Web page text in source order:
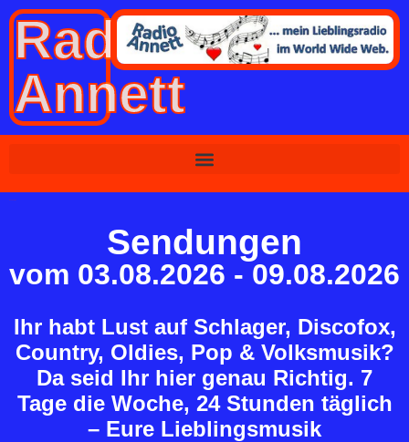
Radio
Annett
Sendungen
vom 03.08.2026 - 09.08.2026
Ihr habt Lust auf Schlager, Discofox,
Country, Oldies, Pop & Volksmusik?
Da seid Ihr hier genau Richtig. 7
Tage die Woche, 24 Stunden täglich
– Eure Lieblingsmusik